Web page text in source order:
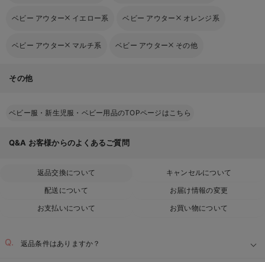
ベビー アウター イエロー系 ベビー アウター オレンジ系
ベビー アウター マルチ系 ベビー アウター その他
その他
ベビー服・新生児服・ベビー用品のTOPページはこちら
Q&A お客様からのよくあるご質問
返品交換について
キャンセルについて
配送について
お届け情報の変更
お支払いについて
お買い物について
返品条件はありますか？